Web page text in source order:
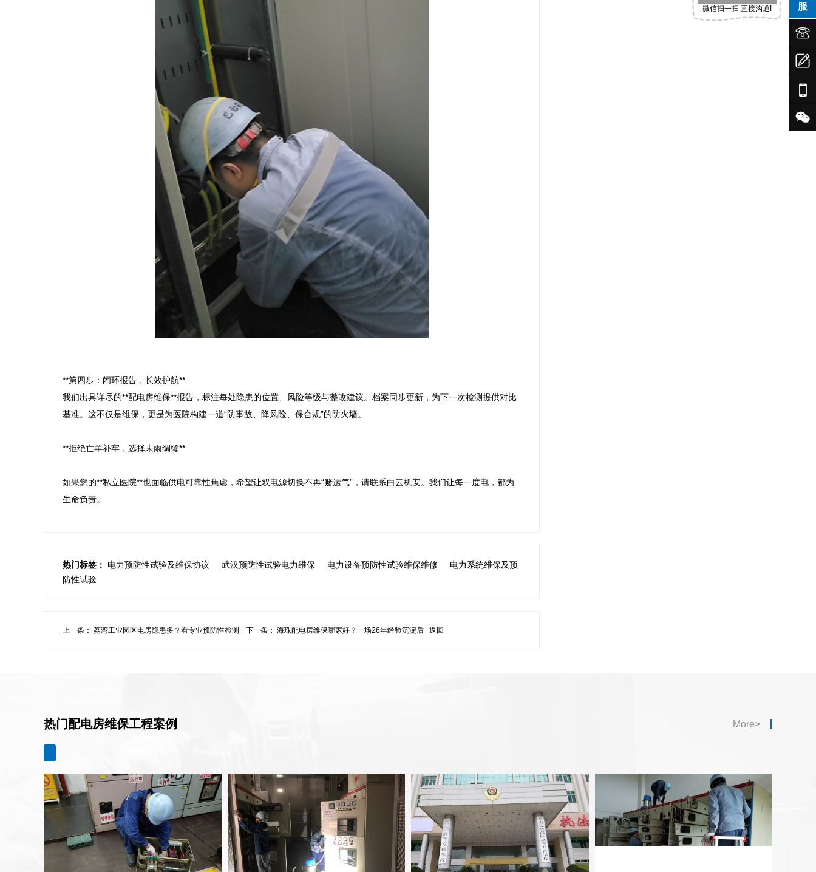
**第四步：闭环报告，长效护航**
我们出具详尽的**配电房维保**报告，标注每处隐患的位置、风险等级与整改建议。档案同步更新，为下一次检测提供对比
基准。这不仅是维保，更是为医院构建一道“防事故、降风险、保合规”的防火墙。
**拒绝亡羊补牢，选择未雨绸缪**
如果您的**私立医院**也面临供电可靠性焦虑，希望让双电源切换不再“赌运气”，请联系白云机安。我们让每一度电，都为
热门标签： 电力预防性试验及维保协议 武汉预防性试验电力维保 电力设备预防性试验维保维修
电力系统维保及预
防性试验
上一条： 荔湾工业园区电房隐患多？看专业预防性检测
下一条： 海珠配电房维保哪家好？一场26年经验沉淀后
返回
热门配电房维保工程案例 More>
服
微信扫一扫,直接沟通!




